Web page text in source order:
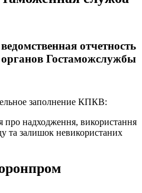
отчетность
Гостаможслужбы
заполнение КПКВ:
про надходження, використання
та залишок невикористаних